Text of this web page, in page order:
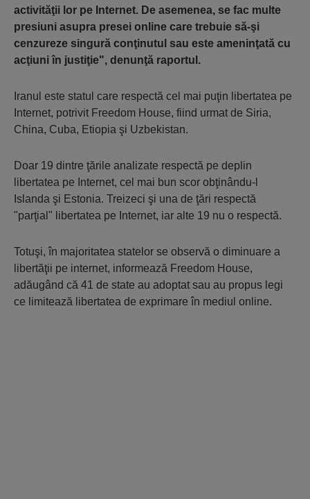
activităţii lor pe Internet. De asemenea, se fac multe
presiuni asupra presei online care trebuie să-şi
cenzureze singură conţinutul sau este ameninţată cu
acţiuni în justiţie", denunţă raportul.
Iranul este statul care respectă cel mai puţin libertatea pe
Internet, potrivit Freedom House, fiind urmat de Siria,
China, Cuba, Etiopia şi Uzbekistan.
Doar 19 dintre ţările analizate respectă pe deplin
libertatea pe Internet, cel mai bun scor obţinându-l
Islanda şi Estonia. Treizeci şi una de ţări respectă
"parţial" libertatea pe Internet, iar alte 19 nu o respectă.
Totuşi, în majoritatea statelor se observă o diminuare a
libertăţii pe internet, informează Freedom House,
adăugând că 41 de state au adoptat sau au propus legi
ce limitează libertatea de exprimare în mediul online.